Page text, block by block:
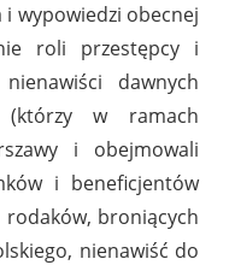
i wypowiedzi obecnej
roli przestępcy i
dawnych
(którzy w ramach
i obejmowali
i beneficjentów
rodaków, broniących
nienawiść do